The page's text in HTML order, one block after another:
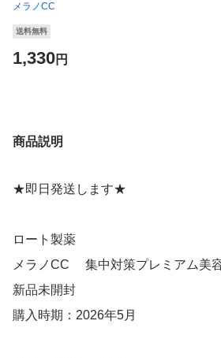
メラノCC
送料無料
1,330円
商品説明
★即日発送します★
ロート製薬
メラノCC 集中対策プレミアム
新品未開封
購入時期：2026年5月